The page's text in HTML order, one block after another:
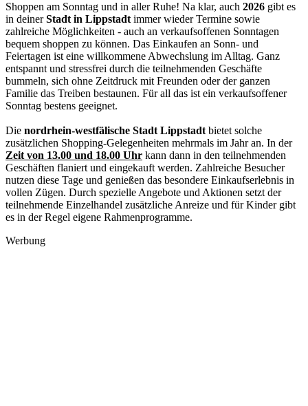
Shoppen am Sonntag und in aller Ruhe! Na klar, auch 2026 gibt es
in deinerStadt in Lippstadt immer wieder Termine sowie
zahlreiche Möglichkeiten - auch an verkaufsoffenen Sonntagen
bequem shoppen zu können. Das Einkaufen an Sonn- und
Feiertagen ist eine willkommene Abwechslung im Alltag. Ganz
entspannt und stressfrei durch die teilnehmenden Geschäfte
bummeln, sich ohne Zeitdruck mit Freunden oder der ganzen
Familie das Treiben bestaunen. Für all das ist ein verkaufsoffener
Sonntag bestens geeignet.
Die nordrhein-westfälische Stadt Lippstadt bietet solche
zusätzlichen Shopping-Gelegenheiten mehrmals im Jahr an. In der
Zeit von 13.00 und 18.00 Uhr kann dann in den teilnehmenden
Geschäften flaniert und eingekauft werden. Zahlreiche Besucher
nutzen diese Tage und genießen das besondere Einkaufserlebnis in
vollen Zügen. Durch spezielle Angebote und Aktionen setzt der
teilnehmende Einzelhandel zusätzliche Anreize und für Kinder gibt
es in der Regel eigene Rahmenprogramme.
Werbung